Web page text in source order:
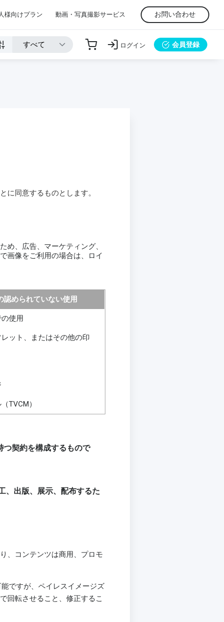
様向けプラン 動画・写真撮影サービス お問い合わせ
ログイン 会員登録
に同意するものとします。
め、広告、マーケティング、
画像をご利用の場合は、ロイ
認められていない使用
使用
ット、またはその他の印
TVCM）
つ契約を構成するもので
、出版、展示、配布するた
、コンテンツは商用、プロモ
ですが、ペイレスイメージズ
回転させること、修正するこ